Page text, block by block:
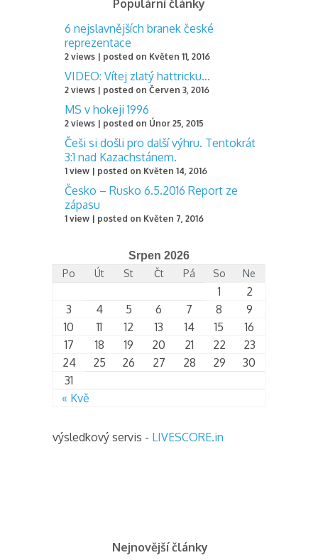
Populární články
6 nejslavnějších branek české
reprezentace
2 views| posted on Květen 11, 2016
VIDEO: Vítej zlatý hattricku…
2 views| posted on Červen 3, 2016
MS v hokeji 1996
2 views| posted on Únor 25, 2015
Češi si došli pro další výhru. Tentokrát
3:1 nad Kazachstánem.
1 view| posted on Květen 14, 2016
Česko – Rusko 6.5.2016 Report ze
zápasu
1 view| posted on Květen 7, 2016
Srpen 2026
Po
Út St Čt Pá So Ne
« Kvě
1
2
3
4 5 6 7 8
9
10
11 12 13 14 15
16
17
18 19 20 21 22
23
24
25 26 27 28 29
30
31
výsledkový servis - LIVESCORE.in
Nejnovější články